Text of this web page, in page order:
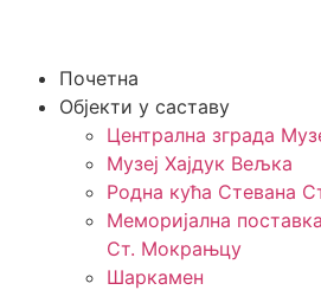
Почетна
Објекти у саставу
Централна зграда
Музеј Хајдук Вељка
Родна кућа Стевана
Меморијална
Ст. Мокрањцу
Шаркамен